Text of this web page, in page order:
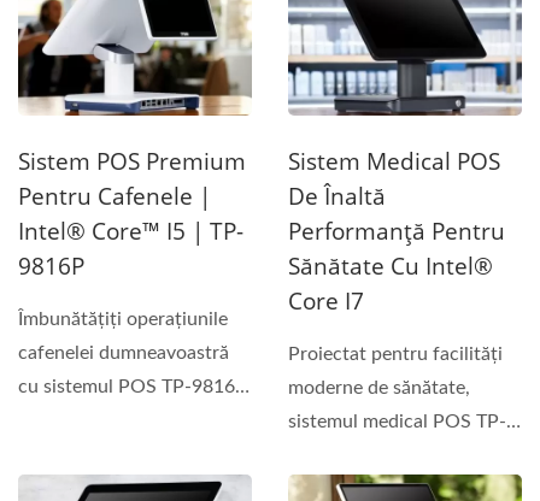
Sistem POS Premium
Pentru Cafenele |
Intel® Core™ I5 | TP-
9816P
Îmbunătățiți operațiunile
cafenelei dumneavoastră
cu sistemul POS TP-9816P,
Sistem Medical POS
De Înaltă
Performanță Pentru
Sănătate Cu Intel®
Core I7
Proiectat pentru facilități
moderne de sănătate,
sistemul medical POS TP-